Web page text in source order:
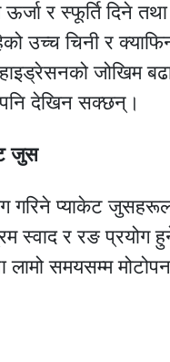
र स्फूर्ति दिने
उच्च चिनी र
जोखिम
पनि देखिन सक्छन्।
जुस
प्याकेट
स्वाद र रङ प्रयोग
लामो समयसम्म